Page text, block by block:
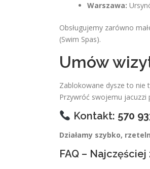
Warszawa:
Obsługujemy zarówno
(Swim Spas).
Umów
Zablokowane dysze to
Przywróć swojemu jacuzzi
Kontakt: 570
Działamy szybko,
FAQ –